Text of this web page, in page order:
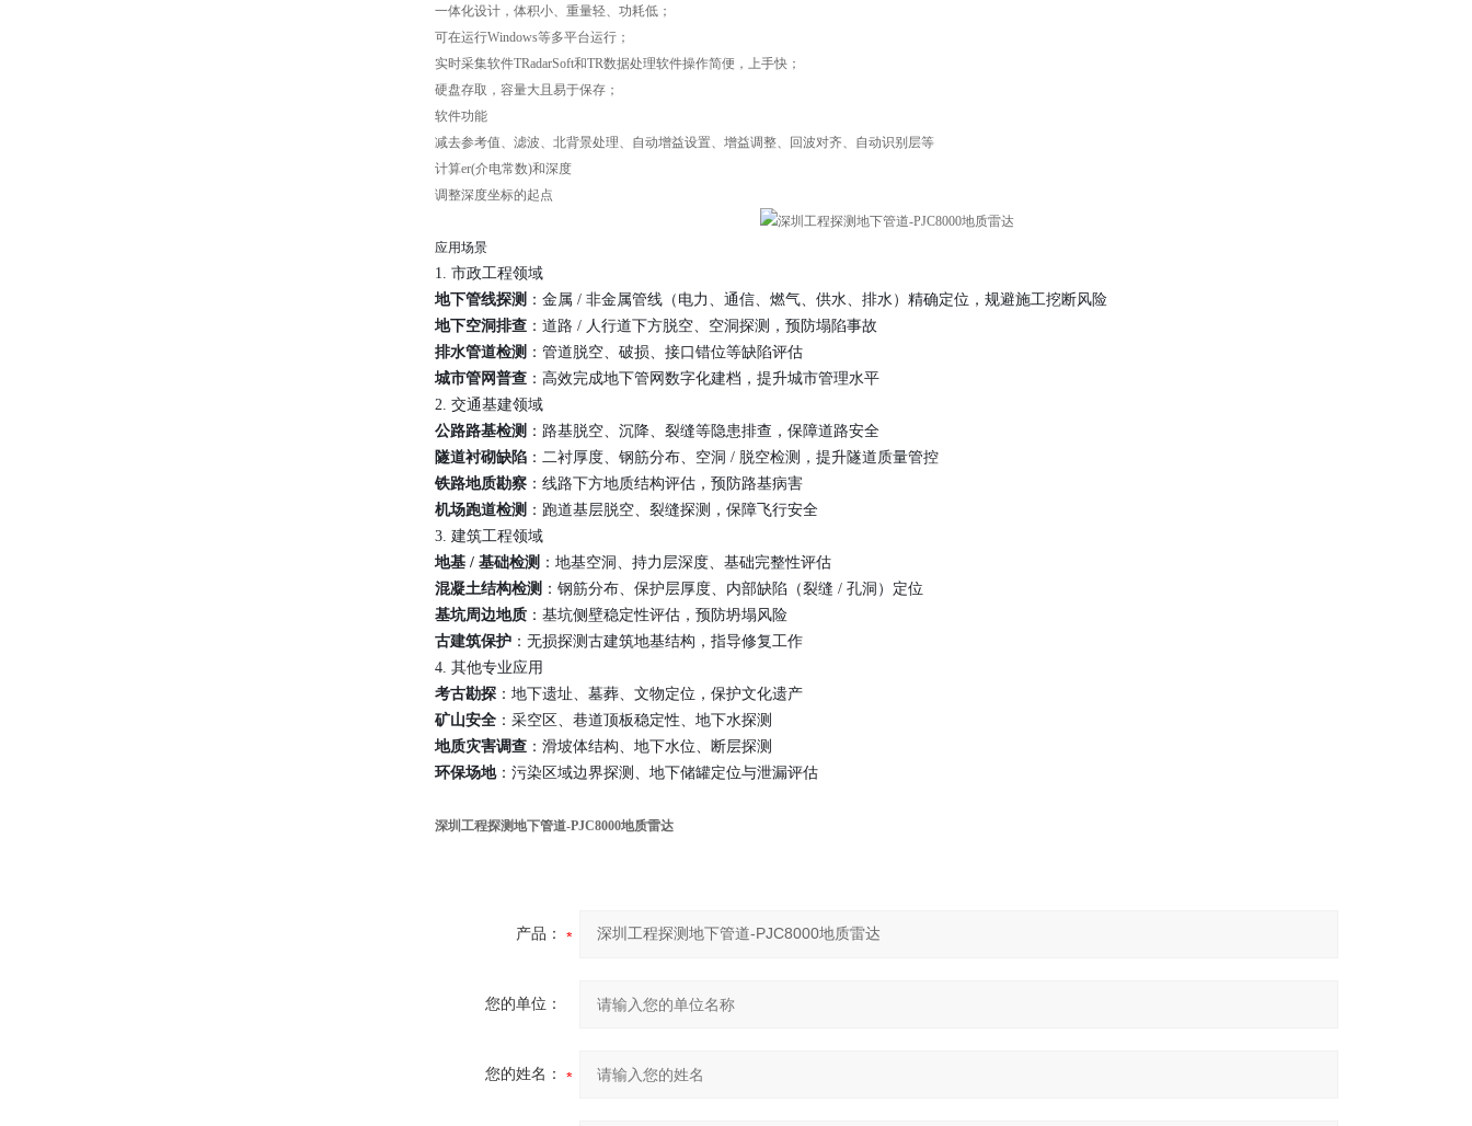
一体化设计，体积小、重量轻、功耗低；
可在运行Windows等多平台运行；
实时采集软件TRadarSoft和TR数据处理软件操作简便，上手快；
硬盘存取，容量大且易于保存；
软件功能
减去参考值、滤波、北背景处理、自动增益设置、增益调整、回波对齐、自动识别层等
计算er(介电常数)和深度
调整深度坐标的起点
应用场景
1. 市政工程领域
地下管线探测 ：金属 / 非金属管线（电力、通信、燃气、供水、排水）精确定位，规避施工挖断风险
地下空洞排查 ：道路 / 人行道下方脱空、空洞探测，预防塌陷事故
排水管道检测 ：管道脱空、破损、接口错位等缺陷评估
城市管网普查 ：高效完成地下管网数字化建档，提升城市管理水平
2. 交通基建领域
公路路基检测 ：路基脱空、沉降、裂缝等隐患排查，保障道路安全
隧道衬砌缺陷 ：二衬厚度、钢筋分布、空洞 / 脱空检测，提升隧道质量管控
铁路地质勘察 ：线路下方地质结构评估，预防路基病害
机场跑道检测 ：跑道基层脱空、裂缝探测，保障飞行安全
3. 建筑工程领域
地基 / 基础检测 ：地基空洞、持力层深度、基础完整性评估
混凝土结构检测 ：钢筋分布、保护层厚度、内部缺陷（裂缝 / 孔洞）定位
基坑周边地质 ：基坑侧壁稳定性评估，预防坍塌风险
古建筑保护 ：无损探测古建筑地基结构，指导修复工作
4. 其他专业应用
考古勘探 ：地下遗址、墓葬、文物定位，保护文化遗产
矿山安全 ：采空区、巷道顶板稳定性、地下水探测
地质灾害调查 ：滑坡体结构、地下水位、断层探测
环保场地：污染区域边界探测、地下储罐定位与泄漏评估
深圳工程探测地下管道-PJC8000地质雷达
产品：
您的单位：
您的姓名：